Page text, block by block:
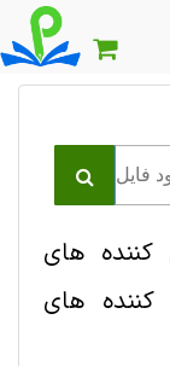
کننده های
های